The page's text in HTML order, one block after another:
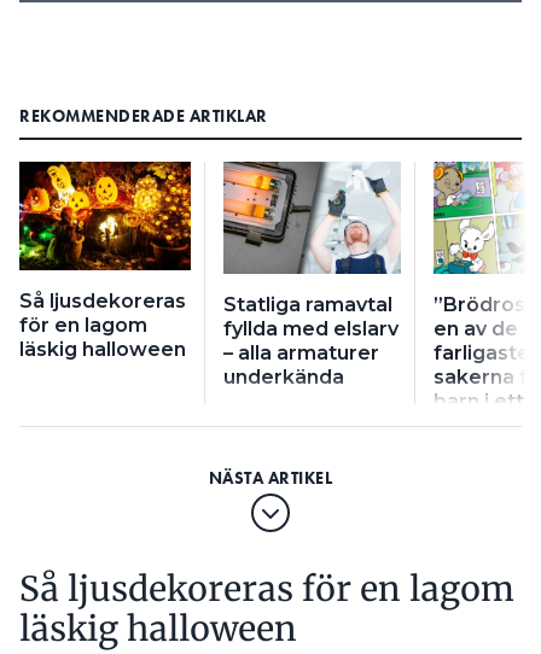
REKOMMENDERADE ARTIKLAR
Så ljusdekoreras
för en lagom
läskig halloween
Statliga ramavtal
fyllda med elslarv
– alla armaturer
underkända
en av de
farligaste
sakerna
barn i ett
Så ljusdekoreras för en lagom
läskig halloween